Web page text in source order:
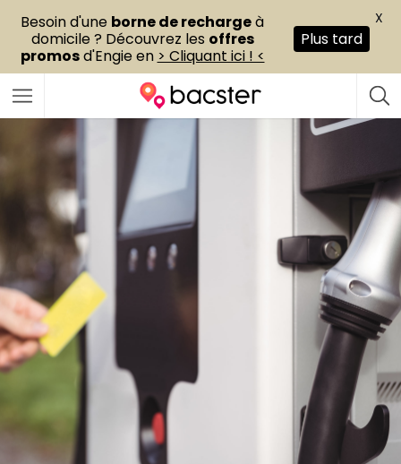
Besoin d'une borne de rechargeà
domicile ? Découvrez les offres
promosd'Engie en > Cliquant ici ! <
Plus tard
X